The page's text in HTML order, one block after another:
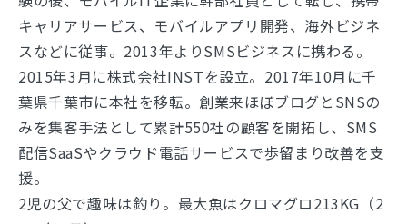
キャリアサービス、モバイルアプリ開発、海外ビジネ
スなどに従事。2013年よりSMSビジネスに携わる。
2015年3月に株式会社INSTを設立。2017年10月に千
葉県千葉市に本社を移転。創業来ほぼブログとSNSの
みを集客手法として累計550社の顧客を開拓し、SMS
配信SaaSやクラウド電話サービスで歩留まり改善を支
援。
2児の父で趣味は釣り。最大魚はクロマグロ213KG（2